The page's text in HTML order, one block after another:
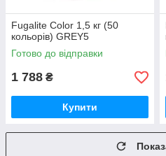
Fugalite Color 1,5 кг (50
кольорів) GREY5
Готово до відправки
1 788 ₴
Купити